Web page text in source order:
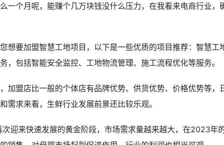
一个月呢，能赚个几万块钱没什么压力，在我看来电商行业，
想要加盟智慧工地项目，以下是一些优质的项目推荐：智慧工
，包括智能安全监控、工地物流管理、施工流程优化等服务。
加盟店比一般的个体店有品牌优势、供货优势、价格优势等，
需求来看，生鲜行业发展前景还比较乐观。
迎来快速发展的黄金阶段，市场需求量越来越大，在2023年